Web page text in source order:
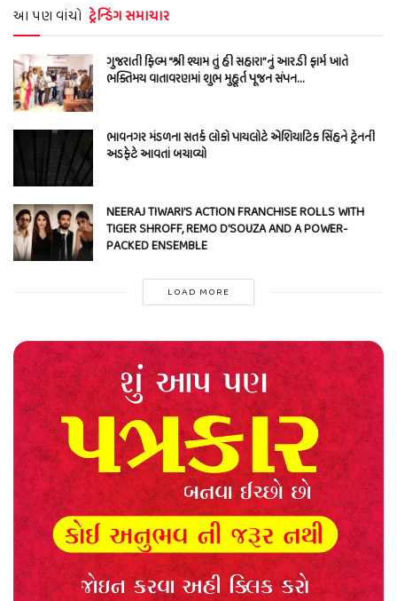
આ પણ વાંચો ટ્રેન્ડિંગ સમાચાર
ગુજરાતી ફિલ્મ “શ્રી શ્યામ તું હી સહારા”નું આર.ડી ફાર્મ ખાતે
ભક્તિમય વાતાવરણમાં શુભ મુહૂર્ત પૂજન સંપન…
ભાવનગર મંડળના સતર્ક લોકો પાયલોટે એશિયાટિક સિંહને ટ્રેનની
અડફેટે આવતાં બચાવ્યો
NEERAJ TIWARI’S ACTION FRANCHISE ROLLS WITH
TIGER SHROFF, REMO D’SOUZA AND A POWER-
PACKED ENSEMBLE
LOAD MORE